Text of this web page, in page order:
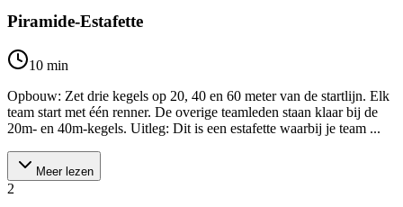
Piramide-Estafette
10 min
Opbouw: Zet drie kegels op 20, 40 en 60 meter van de startlijn. Elk
team start met één renner. De overige teamleden staan klaar bij de
20m- en 40m-kegels. Uitleg: Dit is een estafette waarbij je team ...
Meer lezen
2